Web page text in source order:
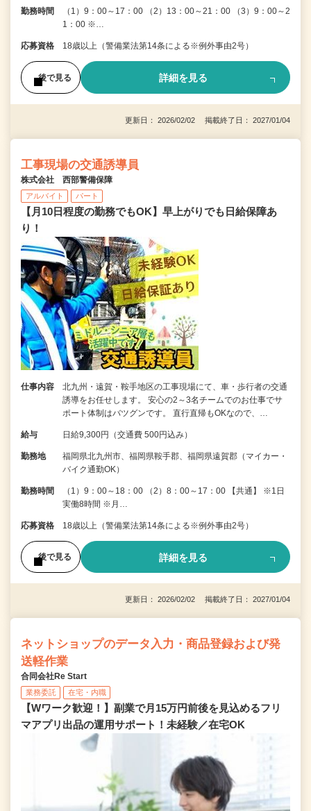
勤務時間
（1）9：00～17：00 （2）13：00～21：00 （3）9：00～2
1：00 ※…
応募資格 18歳以上（警備業法第14条による※例外事由2号）
後で見る 詳細を見る
更新日： 2026/02/02 掲載終了日： 2027/01/04
工事現場の交通誘導員
株式会社 西部警備保障
アルバイト パート
【月10日程度の勤務でもOK】早上がりでも日給保障あ
り！
仕事内容
北九州・遠賀・鞍手地区の工事現場にて、車・歩行者の交通
誘導をお任せします。 安心の2～3名チームでのお仕事でサ
ポート体制はバツグンです。 直行直帰もOKなので、…
給与 日給9,300円（交通費 500円込み）
勤務地
福岡県北九州市、福岡県鞍手郡、福岡県遠賀郡（マイカー・
バイク通勤OK）
勤務時間
（1）9：00～18：00 （2）8：00～17：00 【共通】 ※1日
実働8時間 ※月…
応募資格 18歳以上（警備業法第14条による※例外事由2号）
後で見る 詳細を見る
更新日： 2026/02/02 掲載終了日： 2027/01/04
ネットショップのデータ入力・商品登録および発
送軽作業
合同会社Re Start
業務委託 在宅・内職
【Wワーク歓迎！】副業で月15万円前後を見込めるフリ
マアプリ出品の運用サポート！未経験／在宅OK